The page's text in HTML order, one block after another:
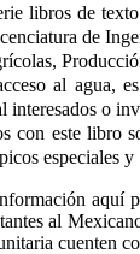
libros de
de
al agua,
interesados o
con este libro
especiales
aquí
al
cuenten